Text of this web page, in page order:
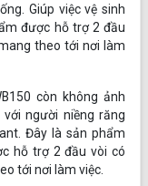
Giúp việc vệ sinh
được hỗ trợ 2 đầu
theo tới nơi làm
còn không ảnh
người niềng răng
Đây là sản phẩm
hỗ trợ 2 đầu vòi có
tới nơi làm việc.